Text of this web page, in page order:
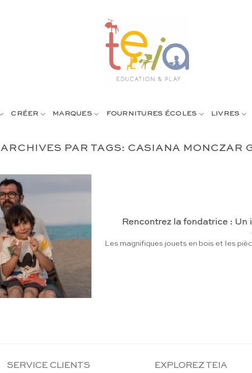
CRÉER MARQUES FOURNITURES ÉCOLES LIVRES
ARCHIVES PAR TAGS: CASIANA MONCZAR
Rencontrez la fondatrice : Un
Les magnifiques jouets en bois et les
SERVICE CLIENTS EXPLOREZ TEIA